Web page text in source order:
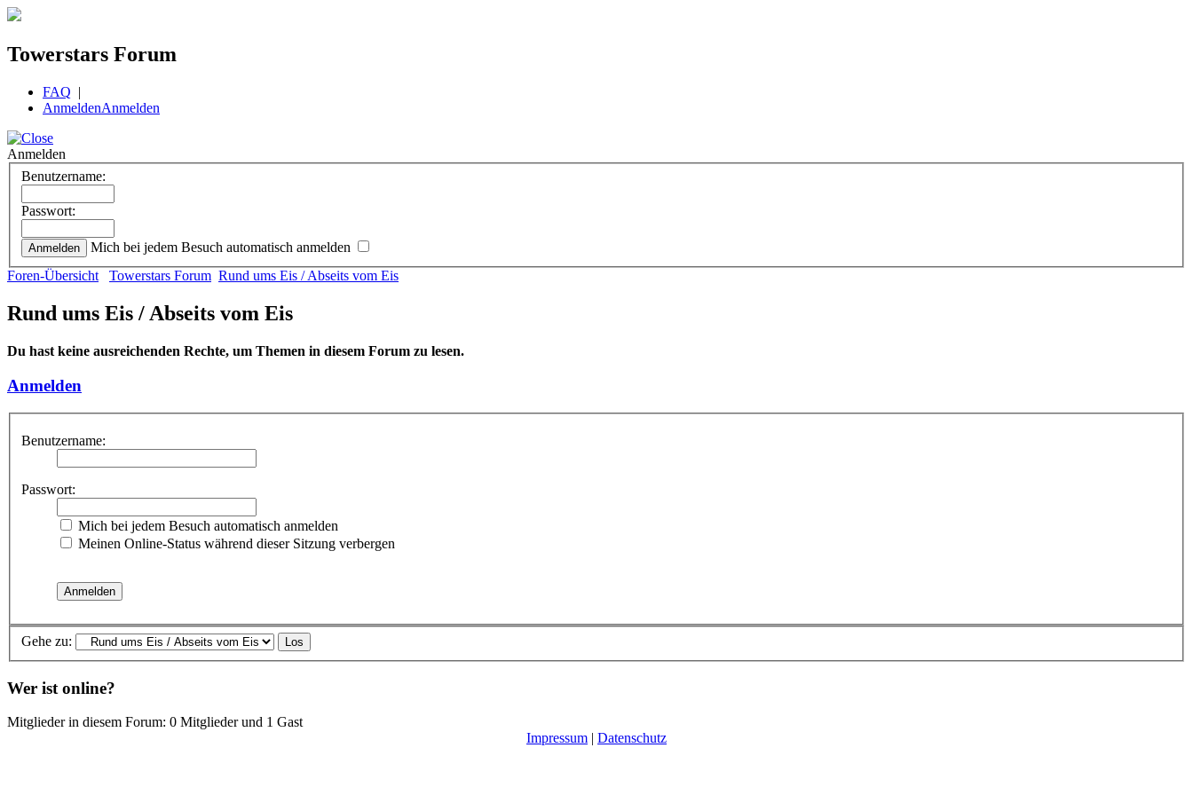
Towerstars Forum
FAQ |
AnmeldenAnmelden
Anmelden
Benutzername:
Passwort:
Mich bei jedem Besuch automatisch anmelden
Foren-Übersicht
Towerstars Forum Rund ums Eis / Abseits vom Eis
Rund ums Eis / Abseits vom Eis
Du hast keine ausreichenden Rechte, um Themen in diesem Forum zu lesen.
Anmelden
Benutzername:
Passwort:
Mich bei jedem Besuch automatisch anmelden
Meinen Online-Status während dieser Sitzung verbergen
Gehe zu:
Wer ist online?
Mitglieder in diesem Forum: 0 Mitglieder und 1 Gast
Impressum | Datenschutz